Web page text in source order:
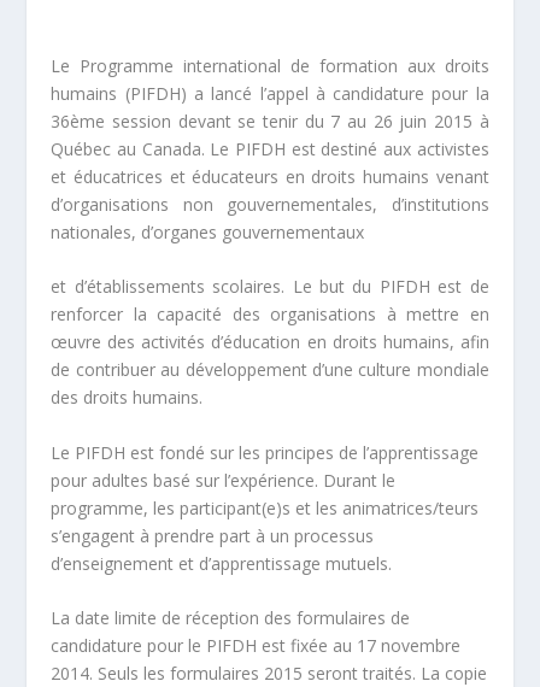
Le Programme international de formation aux droits
humains (PIFDH) a lancé l’appel à candidature pour la
36ème session devant se tenir du 7 au 26 juin 2015 à
Québec au Canada. Le PIFDH est destiné aux activistes
et éducatrices et éducateurs en droits humains venant
d’organisations non gouvernementales, d’institutions
nationales, d’organes gouvernementaux
et d’établissements scolaires. Le but du PIFDH est de
renforcer la capacité des organisations à mettre en
œuvre des activités d’éducation en droits humains, afin
de contribuer au développement d’une culture mondiale
des droits humains.
Le PIFDH est fondé sur les principes de l’apprentissage
pour adultes basé sur l’expérience. Durant le
programme, les participant(e)s et les animatrices/teurs
s’engagent à prendre part à un processus
d’enseignement et d’apprentissage mutuels.
La date limite de réception des formulaires de
candidature pour le PIFDH est fixée au 17 novembre
2014. Seuls les formulaires 2015 seront traités. La copie